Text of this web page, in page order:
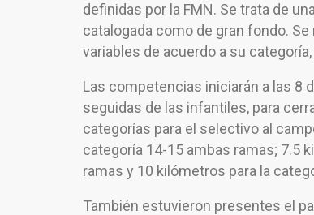
definidas por la FMN. Se trata de
catalogada como de gran fondo.
variables de acuerdo a su
Las competencias iniciarán a las 8
seguidas de las infantiles, para
categorías para el selectivo al
categoría 14-15 ambas ramas; 7.5
ramas y 10 kilómetros para la
También estuvieron presentes el